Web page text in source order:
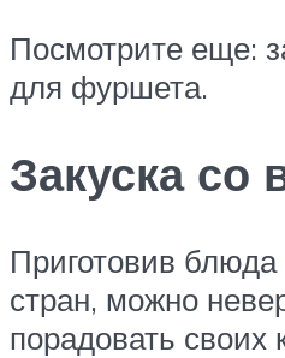
Посмотрите еще:
для фуршета.
Закуска со
Приготовив
стран, можно
порадовать своих